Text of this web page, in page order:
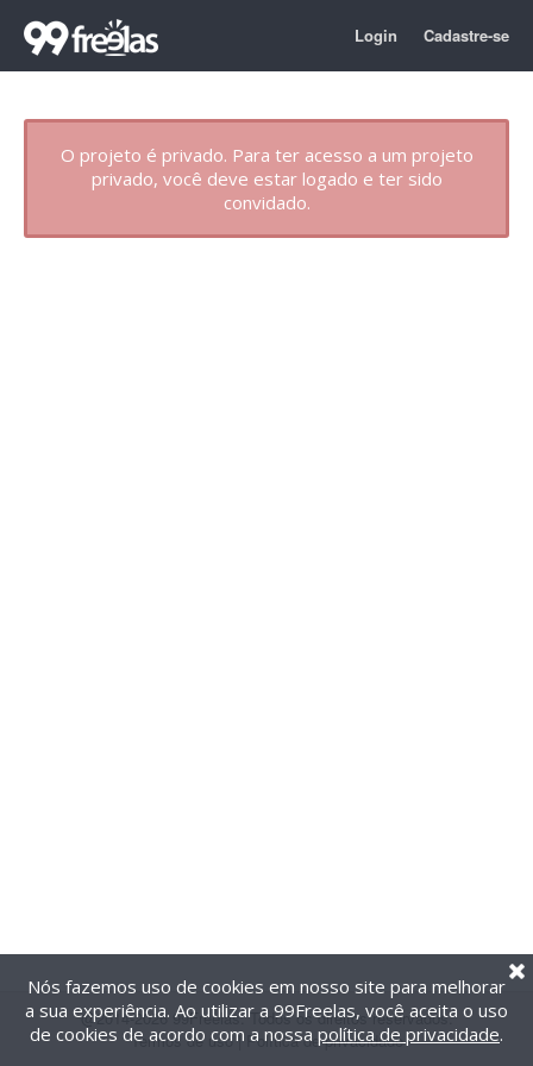
Login Cadastre-se
O projeto é privado. Para ter acesso a um projeto
privado, você deve estar logado e ter sido
convidado.
@2014-2026 99Freelas. Todos os direitos reservados.
Termos de uso| Política de privacidade
Nós fazemos uso de cookies em nosso site para melhorar
a sua experiência. Ao utilizar a 99Freelas, você aceita o uso
de cookies de acordo com a nossa política de privacidade.